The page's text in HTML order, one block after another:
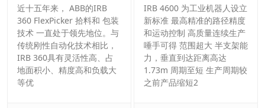
近十五年来， ABB的IRB
360 FlexPicker 拾料和 包装
技术 一直处于领先地位。与
传统刚性自动化技术相比，
IRB 360具有灵活性高、占
地面积小、精度高和负载大
等优
IRB 4600 为工业机器人设立
新标准 最高精准的路径精度
和运动控制 高质量连续生产
唾手可得 范围超大 半支架能
力，垂直到达距离高达
1.73m 周期至短 生产周期较
之前产品缩短2